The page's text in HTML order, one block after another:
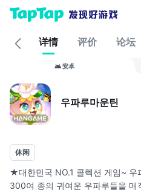
详情 评价 论坛
安卓
우파루마운틴
休闲
★대한민국 NO.1 콜렉션 게임~
300여 종의 귀여운 우파루들을 매